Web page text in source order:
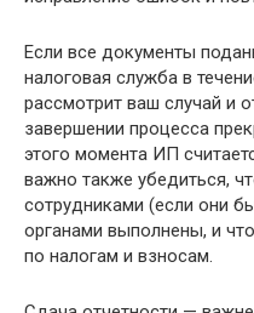
Если все документы
налоговая служба в
рассмотрит ваш случай и
завершении процесса
этого момента ИП
важно также убедиться,
сотрудниками (если они
органами выполнены, и
по налогам и взносам.